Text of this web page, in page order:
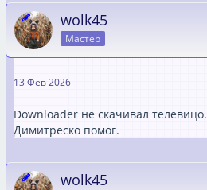
wolk45
Мастер
13 Фев 2026
Downloader не скачивал телевицо.
Димитреско помог.
wolk45